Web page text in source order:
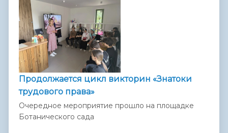
Продолжается цикл викторин «Знатоки
трудового права»
Очередное мероприятие прошло на площадке
Ботанического сада